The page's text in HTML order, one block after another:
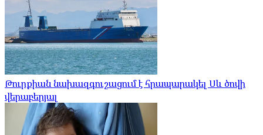
Թուրքիան նախազգուշացում է հրապարակել Սև ծովի
վերաբերյալ